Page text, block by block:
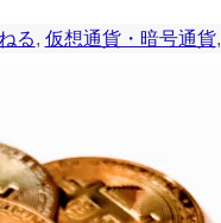
る, 仮想通貨・暗号通貨,